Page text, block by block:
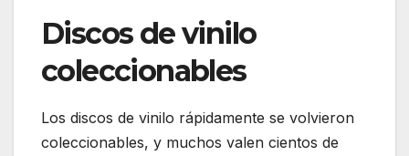
Discos de vinilo
coleccionables
Los discos de vinilo rápidamente se volvieron
coleccionables, y muchos valen cientos de